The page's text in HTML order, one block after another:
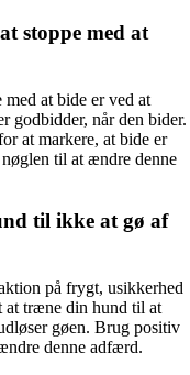
stoppe med at
at bide er ved at
godbidder, når den bider.
at markere, at bide er
til at ændre denne
til ikke at gø af
på frygt, usikkerhed
at træne din hund til at
gøen. Brug positiv
denne adfærd.